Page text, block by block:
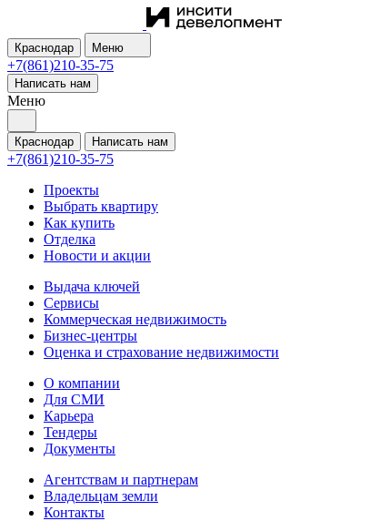
Краснодар Меню
+7(861)210-35-75
Написать нам
Меню
Краснодар Написать нам
+7(861)210-35-75
Проекты
Выбрать квартиру
Как купить
Отделка
Новости и акции
Выдача ключей
Сервисы
Коммерческая недвижимость
Бизнес-центры
Оценка и страхование недвижимости
О компании
Для СМИ
Карьера
Тендеры
Документы
Агентствам и партнерам
Владельцам земли
Контакты